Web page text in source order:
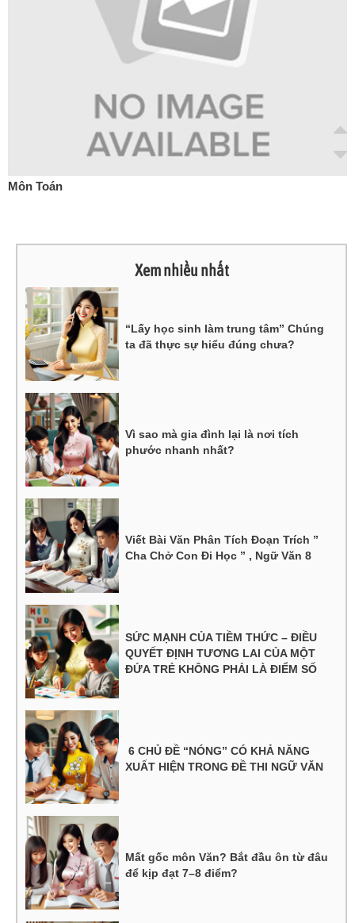
Môn Toán
Xem nhiều nhất
“Lấy học sinh làm trung tâm” Chúng
ta đã thực sự hiểu đúng chưa?
Vì sao mà gia đình lại là nơi tích
phước nhanh nhất?
Viết Bài Văn Phân Tích Đoạn Trích ”
Cha Chở Con Đi Học ” , Ngữ Văn 8
SỨC MẠNH CỦA TIỀM THỨC – ĐIỀU
QUYẾT ĐỊNH TƯƠNG LAI CỦA MỘT
ĐỨA TRẺ KHÔNG PHẢI LÀ ĐIỂM SỐ
6 CHỦ ĐỀ “NÓNG” CÓ KHẢ NĂNG
XUẤT HIỆN TRONG ĐỀ THI NGỮ VĂN
Mất gốc môn Văn? Bắt đầu ôn từ đâu
để kịp đạt 7–8 điểm?